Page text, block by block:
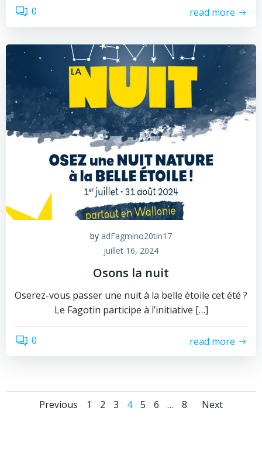
0 read more
by adFagmino20tin17
juillet 16, 2024
Osons la nuit
Oserez-vous passer une nuit à la belle étoile cet été ?
Le Fagotin participe à l’initiative […]
0 read more
Posts
Previous
Posts
Page
1 Page
2 Page
3 Page
4 Page
5 Page
6 … Page
8
Posts
Next